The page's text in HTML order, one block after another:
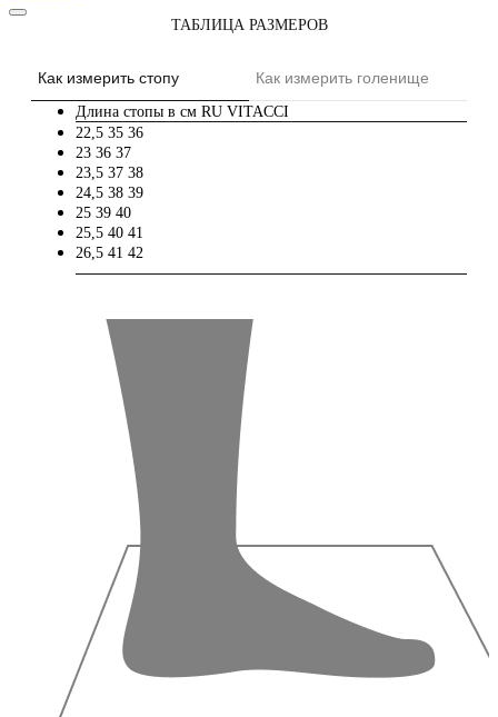
ТАБЛИЦА РАЗМЕРОВ
Как измерить стопу Как измерить голенище
Длина стопы в см RU VITACCI
22,5 35 36
23 36 37
23,5 37 38
24,5 38 39
25 39 40
25,5 40 41
26,5 41 42